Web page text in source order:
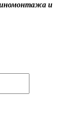
и